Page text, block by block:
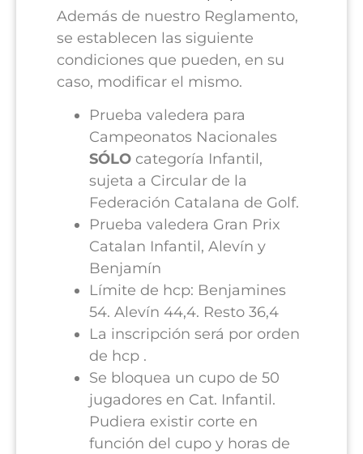
Además de nuestro Reglamento,
se establecen las siguiente
condiciones que pueden, en su
caso, modificar el mismo.
Prueba valedera para
Campeonatos Nacionales
SÓLO categoría Infantil,
sujeta a Circular de la
Federación Catalana de Golf.
Prueba valedera Gran Prix
Catalan Infantil, Alevín y
Benjamín
Límite de hcp: Benjamines
54. Alevín 44,4. Resto 36,4
La inscripción será por orden
de hcp .
Se bloquea un cupo de 50
jugadores en Cat. Infantil.
Pudiera existir corte en
función del cupo y horas de